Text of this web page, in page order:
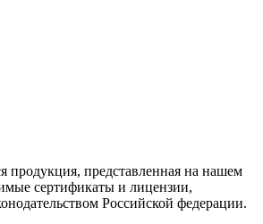
продукция, представленная на нашем
сертификаты и лицензии,
Российской федерации.